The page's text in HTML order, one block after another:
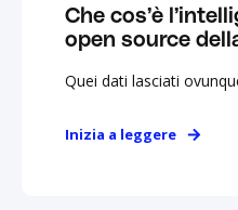
Che cos’è
open source
Quei dati lasciati
Inizia a leggere